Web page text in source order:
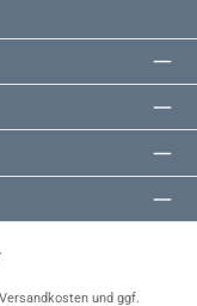
Versandkostenund ggf.